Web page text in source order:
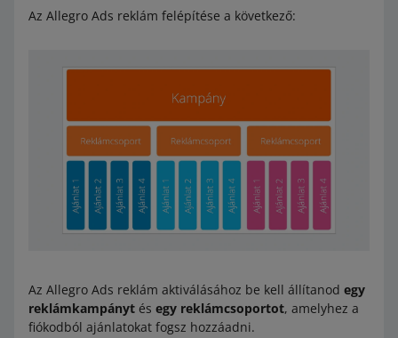
Cigaretta kiegészítők
Egyebek
Gyűjtemények - Militária: gyűjtői lőfegyverek
Militária:
Légfegyverek
Karabinerek
Pisztolyok
Hangtompítók, adapterek, kompenzátorok
Elektronika: Dohánymelegítő tartozékok
reklámozhatsz ajánlatokat az allegro.sk weboldalon.
Az Allegro Ads reklám felépítése a következő:
Az Allegro Ads reklám aktiválásához be kell állítanod egy
reklámkampányt és egy reklámcsoportot, amelyhez a
fiókodból ajánlatokat fogsz hozzáadni.